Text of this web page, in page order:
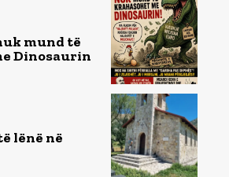
mund të
Dinosaurin
lënë në